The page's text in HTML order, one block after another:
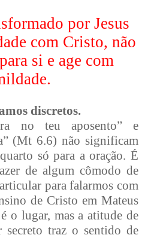
por Jesus
com Cristo, não
si e age com
discretos.
no teu aposento” e
(Mt 6.6) não significam
só para a oração. É
de algum cômodo de
para falarmos com
de Cristo em Mateus
o lugar, mas a atitude de
secreto traz o sentido de